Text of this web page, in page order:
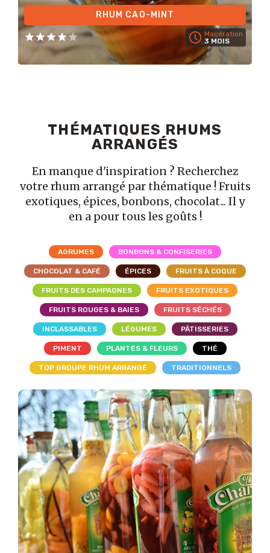
RHUM CAO-MINT
Macération
3 MOIS
THÉMATIQUES RHUMS
ARRANGÉS
En manque d'inspiration ? Recherchez
votre rhum arrangé par thématique ! Fruits
exotiques, épices, bonbons, chocolat... Il y
en a pour tous les goûts !
AGRUMES BONBONS & CONFISERIES
CHOCOLAT & CAFÉ ÉPICES FRUITS À COQUE
FRUITS DES CAMPAGNES FRUITS EXOTIQUES
FRUITS ROUGES & BAIES FRUITS SÉCHÉS
INCLASSABLES LÉGUMES PÂTISSERIES
PIMENT PLANTES & FLEURS THÉ
TOP GROUPE RHUM ARRANGÉ TRADITIONNELS